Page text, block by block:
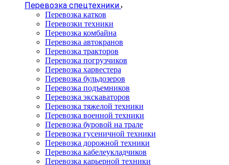
Перевозка спецтехники
Перевозка катков
Перевозки техники
Перевозка комбайна
Перевозка автокранов
Перевозка тракторов
Перевозка погрузчиков
Перевозка харвестера
Перевозка бульдозеров
Перевозка подъемников
Перевозка экскаваторов
Перевозка тяжелой техники
Перевозка военной техники
Перевозка буровой на трале
Перевозка гусеничной техники
Перевозка дорожной техники
Перевозка кабелеукладчиков
Перевозка карьерной техники